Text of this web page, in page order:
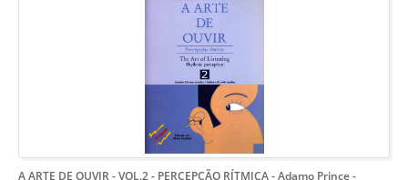
A ARTE DE OUVIR - VOL.2 - PERCEPÇÃO RÍTMICA - Adamo Prince-